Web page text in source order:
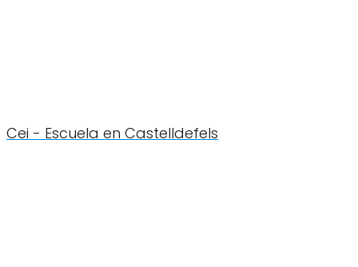
Cei - Escuela en Castelldefels